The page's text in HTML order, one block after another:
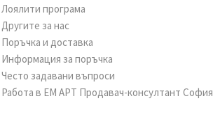
Лоялити програма
Другите за нас
Поръчка и доставка
Информация за поръчка
Често задавани въпроси
Работа в ЕМ АРТ Продавач-консултант София